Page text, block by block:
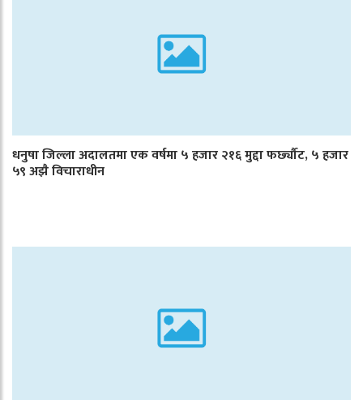
धनुषा जिल्ला अदालतमा एक वर्षमा ५ हजार २१६ मुद्दा फर्छ्यौट, ५ हजार
५९ अझै विचाराधीन